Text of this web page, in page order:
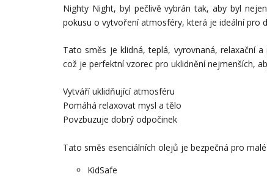
Nighty Night, byl pečlivě vybrán tak, aby byl
pokusu o vytvoření atmosféry, která je ideální pro
Tato směs je klidná, teplá, vyrovnaná, relaxační
což je perfektní vzorec pro uklidnění nejmenších,
Vytváří uklidňující atmosféru
Pomáhá relaxovat mysl a tělo
Povzbuzuje dobrý odpočinek
Tato směs esenciálních olejů je bezpečná pro
KidSafe